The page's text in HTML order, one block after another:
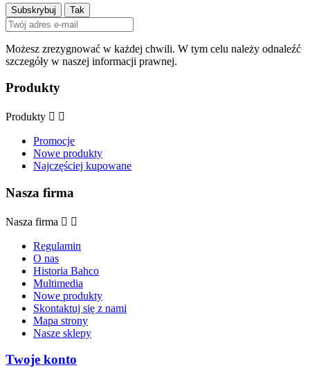
Możesz zrezygnować w każdej chwili. W tym celu należy odnaleźć
szczegóły w naszej informacji prawnej.
Produkty
Produkty  
Promocje
Nowe produkty
Najczęściej kupowane
Nasza firma
Nasza firma  
Regulamin
O nas
Historia Bahco
Multimedia
Nowe produkty
Skontaktuj się z nami
Mapa strony
Nasze sklepy
Twoje konto